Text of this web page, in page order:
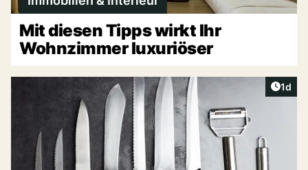
Mit diesen Tipps wirkt Ihr
Wohnzimmer luxuriöser
1d